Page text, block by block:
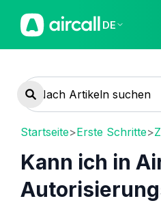
DE
Startseite>Erste Schritte>
Kann ich in